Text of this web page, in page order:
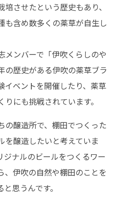
させたという歴史もあり、
も含め数多くの薬草が自生し
メンバーで「伊吹くらしのや
の歴史がある伊吹の薬草ブラ
イベントを開催したり、薬草
にも挑戦されています。
の醸造所で、棚田でつくった
を醸造したいと考えていま
ジナルのビールをつくるワー
、伊吹の自然や棚田のことを
思うんです。